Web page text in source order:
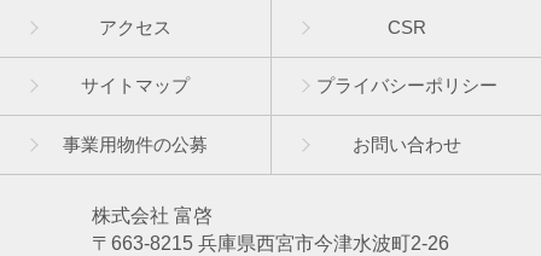
アクセス
CSR
サイトマップ プライバシーポリシー
株式会社 富啓
〒663-8215 兵庫県西宮市今津水波町2-26
事業用物件の公募 お問い合わせ